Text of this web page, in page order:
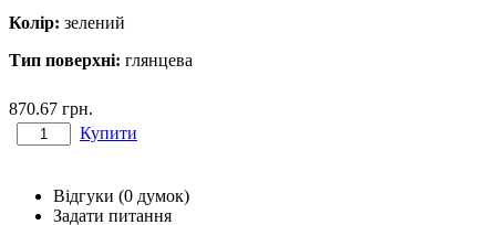
Колір: зелений
Тип поверхні: глянцева
870.67 грн.
Купити
Відгуки (0 думок)
Задати питання